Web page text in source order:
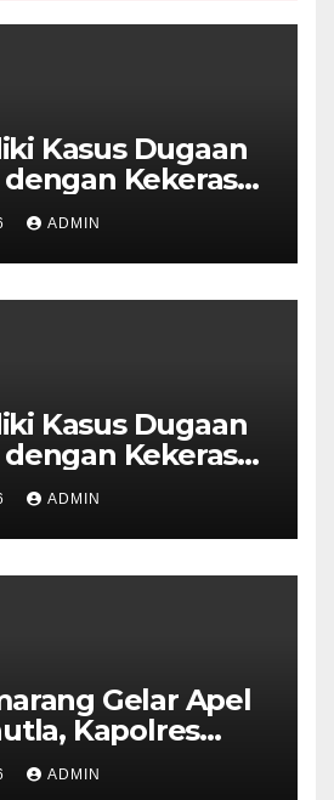
Kasus Dugaan
Kekerasan
Royal Phone
ADMIN
Kasus Dugaan
Kekerasan
Royal Phone
ADMIN
Gelar Apel
Kapolres
dan
Hadapi Musim
ADMIN